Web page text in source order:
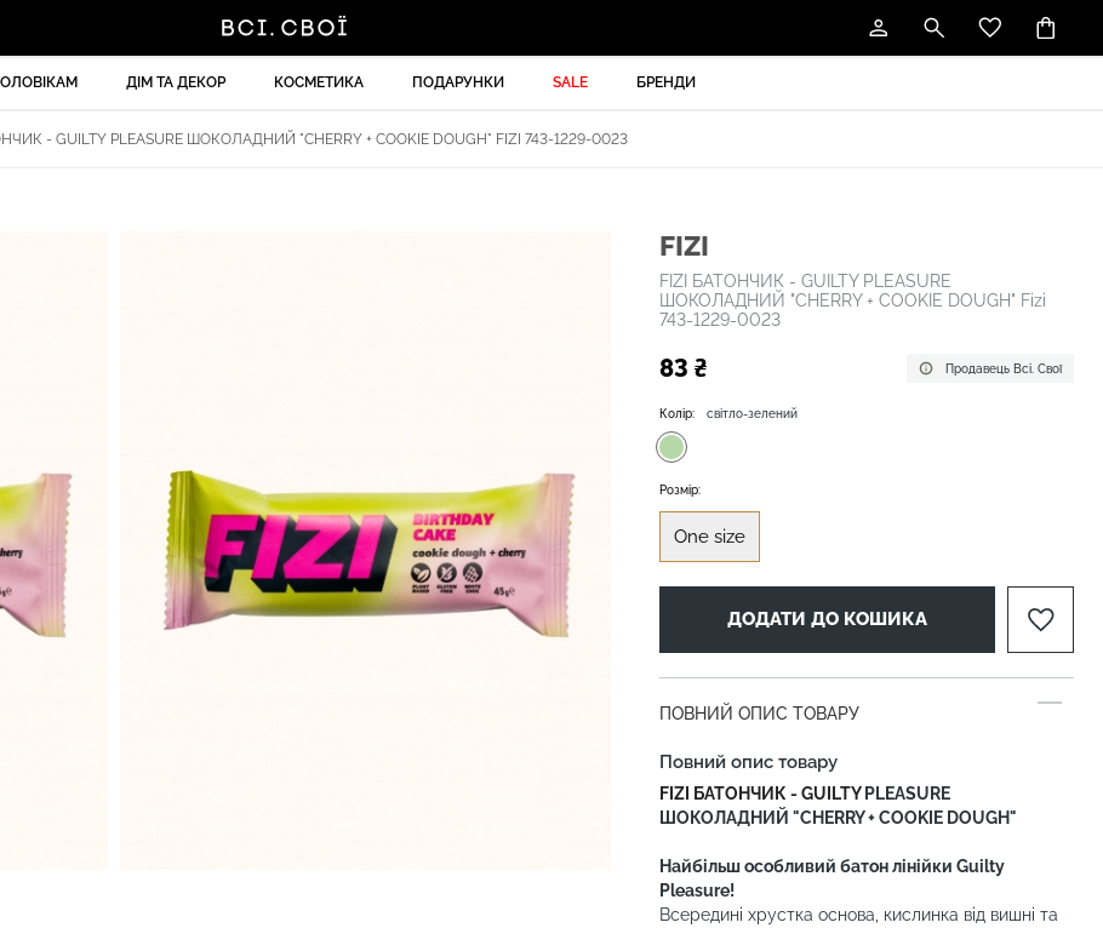
ДІМ ТА ДЕКОР КОСМЕТИКА ПОДАРУНКИ SALE БРЕНДИ
- GUILTY PLEASURE ШОКОЛАДНИЙ "CHERRY + COOKIE DOUGH" FIZI 743-1229-0023
FIZI
FIZI БАТОНЧИК - GUILTY PLEASURE
ШОКОЛАДНИЙ "CHERRY + COOKIE DOUGH" Fizi
743-1229-0023
83 ₴ Продавець Всі. Свої
Колір: світло-зелений
Розмір:
One size
ДОДАТИ ДО КОШИКА
ПОВНИЙ ОПИС ТОВАРУ
Повний опис товару
FIZI БАТОНЧИК - GUILTY PLEASURE
ШОКОЛАДНИЙ "CHERRY + COOKIE DOUGH"
Найбільш особливий батон лінійки Guilty
Pleasure!
Всередині хрустка основа, кислинка від вишні та